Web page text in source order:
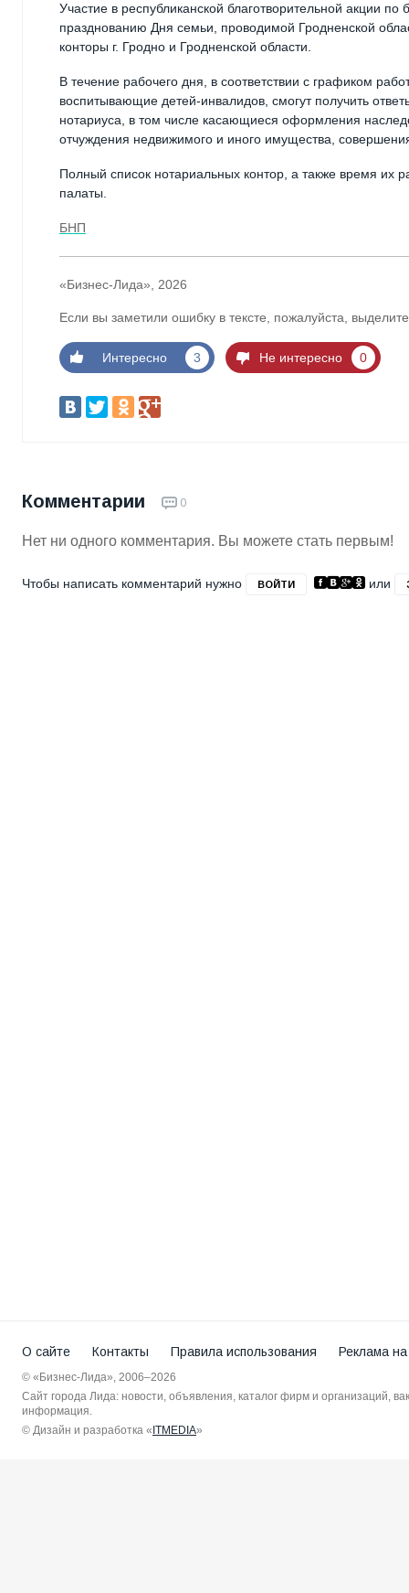
Участие в республиканской благотворительной акции
празднованию Дня семьи, проводимой Гродненской
конторы г. Гродно и Гродненской области.
В течение рабочего дня, в соответствии с графиком
воспитывающие детей-инвалидов, смогут получить
нотариуса, в том числе касающиеся оформления
отчуждения недвижимого и иного имущества,
Полный список нотариальных контор, а также время их
палаты.
БНП
«Бизнес-Лида», 2026
Если вы заметили ошибку в тексте, пожалуйста,
Интересно 3 Не интересно 0
Комментарии 0
Нет ни одного комментария. Вы можете стать первым!
Чтобы написать комментарий нужно ВОЙТИ или
О сайте Контакты Правила использования Реклама
© «Бизнес-Лида», 2006–2026
Сайт города Лида: новости, объявления, каталог фирм и организаций,
информация.
© Дизайн и разработка «ITMEDIA»